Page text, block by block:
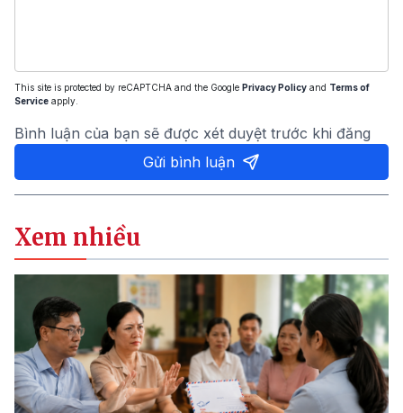
This site is protected by reCAPTCHA and the Google Privacy Policy and Terms of
Service apply.
Bình luận của bạn sẽ được xét duyệt trước khi đăng
Gửi bình luận
Xem nhiều